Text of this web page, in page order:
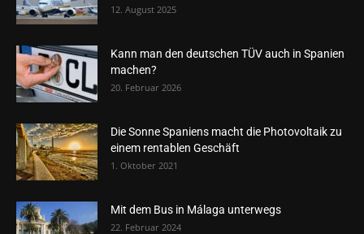
12. August 2025
Kann man den deutschen TÜV auch in Spanien
machen?
20. Februar 2026
Die Sonne Spaniens macht die Photovoltaik zu
einem rentablen Geschäft
1. Oktober 2021
Mit dem Bus in Málaga unterwegs
22. Februar 2024